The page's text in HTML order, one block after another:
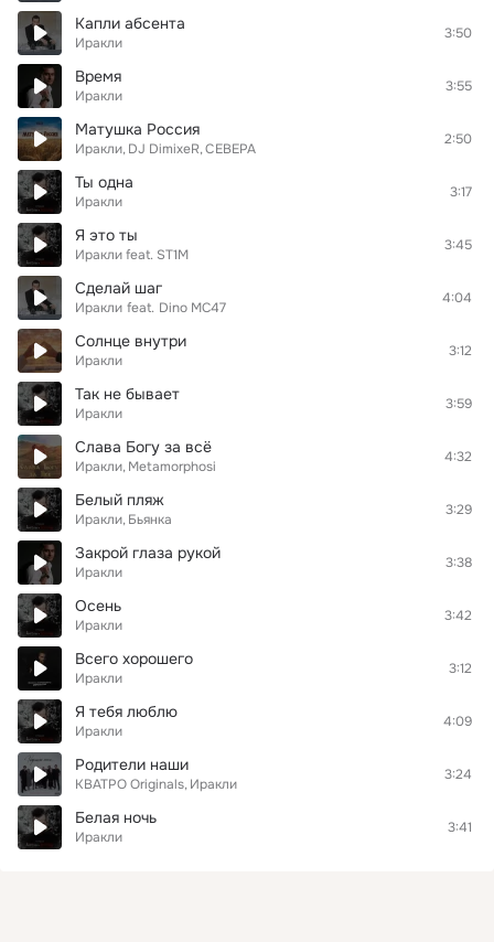
Капли абсента
Иракли
3:50
Время
Иракли
3:55
Матушка Россия
Иракли DJ DimixeR СЕВЕРА
2:50
Ты одна
Иракли
3:17
Я это ты
Иракли feat. ST1M
3:45
Сделай шаг
Иракли feat. Dino MC47
4:04
Солнце внутри
Иракли
3:12
Так не бывает
Иракли
3:59
Слава Богу за всё
Иракли Metamorphosi
4:32
Белый пляж
Иракли Бьянка
3:29
Закрой глаза рукой
Иракли
3:38
Осень
Иракли
3:42
Всего хорошего
Иракли
3:12
Я тебя люблю
Иракли
4:09
Родители наши
КВАТРО Originals Иракли
3:24
Белая ночь
Иракли
3:41